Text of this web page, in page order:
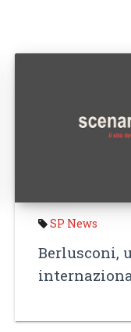
SP News
Berlusconi,